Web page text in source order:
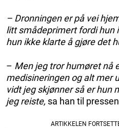
– Dronningen er på vei
litt smådeprimert fordi hun
hun ikke klarte å gjøre det
– Men jeg tror humøret nå
medisineringen og alt mer
vidt jeg skjønner så er hun
jeg reiste, sa han til